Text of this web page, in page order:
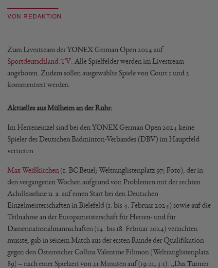
VON REDAKTION
Zum Livestream der YONEX German Open 2024 auf
Sportdeutschland.TV . Alle Spielfelder werden im Livestream
angeboten. Zudem sollen ausgewählte Spiele von Court 1 und 2
kommentiert werden.
Aktuelles aus Mülheim an der Ruhr:
Im Herreneinzel sind bei den YONEX German Open 2024 keine
Spieler des Deutschen Badminton-Verbandes (DBV) im Hauptfeld
vertreten.
Max Weißkirchen (1. BC Beuel; Weltranglistenplatz 97; Foto), der in
den vergangenen Wochen aufgrund von Problemen mit der rechten
Achillessehne u. a. auf einen Start bei den Deutschen
Einzelmeisterschaften in Bielefeld (1. bis 4. Februar 2024) sowie auf die
Teilnahme an der Europameisterschaft für Herren- und für
Damennationalmannschaften (14. bis 18. Februar 2024) verzichten
musste, gab in seinem Match aus der ersten Runde der Qualifikation –
gegen den Österreicher Collins Valentine Filimon (Weltranglistenplatz
89) – nach einer Spielzeit von 21 Minuten auf (19:21, 3:1). „Das Turnier